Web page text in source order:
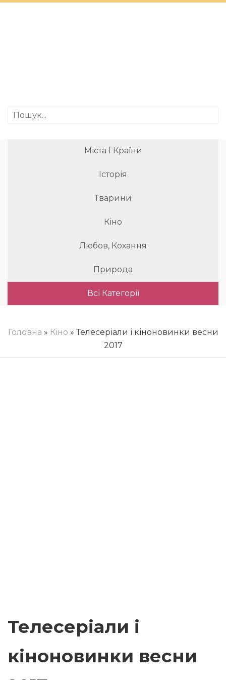
Міста І Країни
Історія
Тварини
Кіно
Любов, Кохання
Природа
Всі Категорії
Головна » Кіно » Телесеріали і кіноновинки весни
2017
Телесеріали і
кіноновинки весни